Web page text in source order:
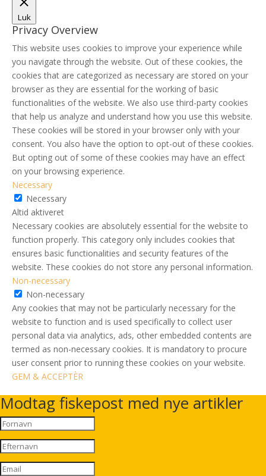
Luk
Privacy Overview
This website uses cookies to improve your experience while
you navigate through the website. Out of these cookies, the
cookies that are categorized as necessary are stored on your
browser as they are essential for the working of basic
functionalities of the website. We also use third-party cookies
that help us analyze and understand how you use this website.
These cookies will be stored in your browser only with your
consent. You also have the option to opt-out of these cookies.
But opting out of some of these cookies may have an effect
on your browsing experience.
Necessary
Necessary
Altid aktiveret
Necessary cookies are absolutely essential for the website to
function properly. This category only includes cookies that
ensures basic functionalities and security features of the
website. These cookies do not store any personal information.
Non-necessary
Non-necessary
Any cookies that may not be particularly necessary for the
website to function and is used specifically to collect user
personal data via analytics, ads, other embedded contents are
termed as non-necessary cookies. It is mandatory to procure
user consent prior to running these cookies on your website.
GEM & ACCEPTÈR
Modtag fiskepost med nye artikler